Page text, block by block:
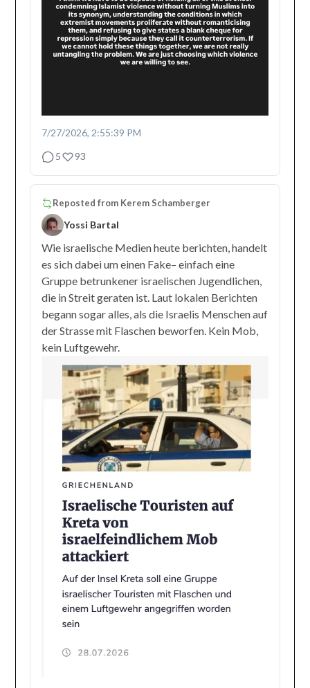
7/27/2026, 2:55:39 PM
5
93
Reposted from Kerem Schamberger
Yossi Bartal
Wie israelische Medien heute berichten, handelt
es sich dabei um einen Fake– einfach eine
Gruppe betrunkener israelischen Jugendlichen,
die in Streit geraten ist. Laut lokalen Berichten
begann sogar alles, als die Israelis Menschen auf
der Strasse mit Flaschen beworfen. Kein Mob,
kein Luftgewehr.